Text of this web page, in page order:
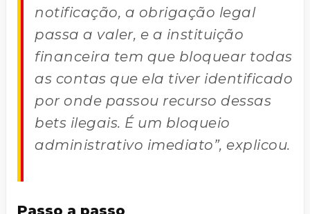
notificação, a obrigação legal
passa a valer, e a instituição
financeira tem que bloquear todas
as contas que ela tiver identificado
por onde passou recurso dessas
bets ilegais. É um bloqueio
administrativo imediato”, explicou.